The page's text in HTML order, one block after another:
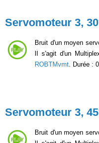
Servomoteur 3,
Bruit d'un moyen
Il s'agit d'un
ROBTMvmt. Durée :
Servomoteur 3,
Bruit d'un moyen